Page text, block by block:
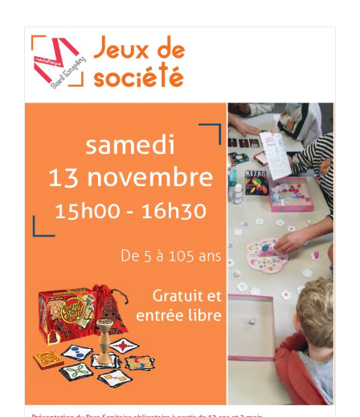
Après midi jeux à la médiathèque
de Saint Sulpice sur Lèze samedi
HLA31